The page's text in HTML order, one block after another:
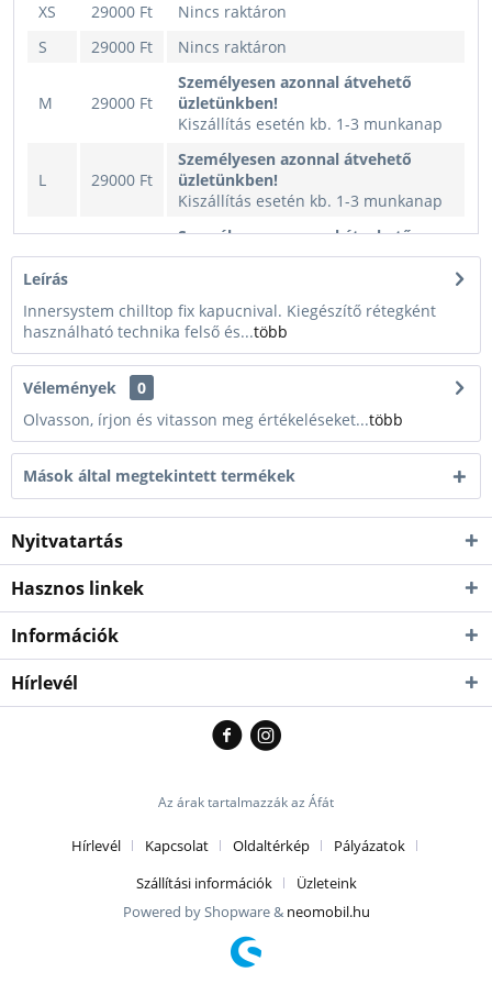
XS
29000 Ft
Nincs raktáron
S
29000 Ft Nincs raktáron
M 29000 Ft
Személyesen azonnal átvehető
üzletünkben!
Kiszállítás esetén kb. 1-3 munkanap
L 29000 Ft
Személyesen azonnal átvehető
üzletünkben!
Kiszállítás esetén kb. 1-3 munkanap
XL 29000 Ft
Személyesen azonnal átvehető
üzletünkben!
Leírás
Innersystem chilltop fix kapucnival. Kiegészítő rétegként
használható technika felső és...több
Vélemények
0
Olvasson, írjon és vitasson meg értékeléseket...több
Mások által megtekintett termékek
Nyitvatartás
Hasznos linkek
Információk
Hírlevél
Az árak tartalmazzák az Áfát
Hírlevél Kapcsolat Oldaltérkép
Pályázatok
Szállítási információk
Üzleteink
Powered by Shopware & neomobil.hu